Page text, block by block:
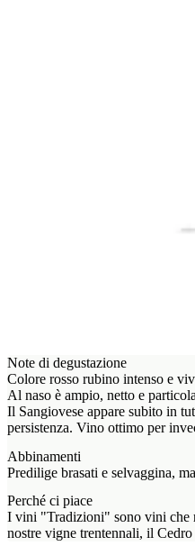
Note di degustazione
Colore rosso rubino intenso e
Al naso è ampio, netto e
Il Sangiovese appare subito in
persistenza. Vino ottimo per
Abbinamenti
Predilige brasati e selvaggina,
Perché ci piace
I vini "Tradizioni" sono vini che
nostre vigne trentennali, il